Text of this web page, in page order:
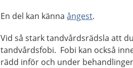
En del kan kännaångest.
Vid så stark tandvårdsrädsla att
tandvårdsfobi. Fobi kan också
rädd inför och under